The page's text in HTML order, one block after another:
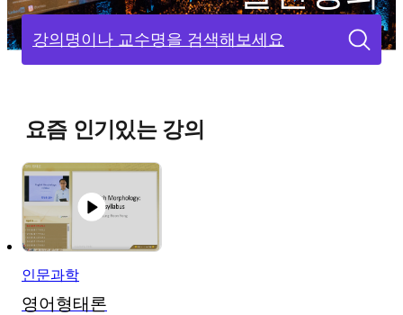
강의명이나 교수명을 검색해보세요
요즘 인기있는 강의
인문과학
영어형태론